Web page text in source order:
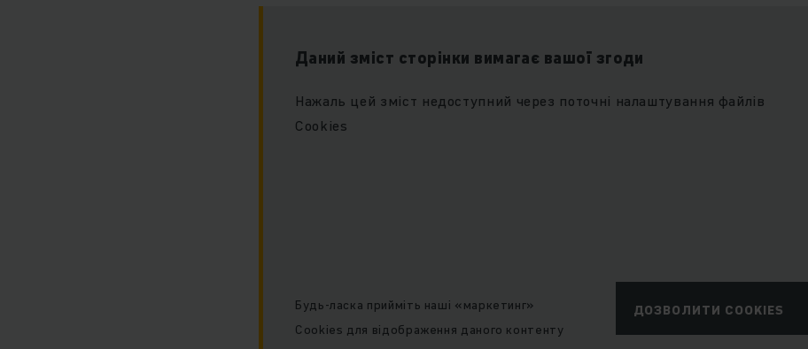
Даний зміст сторінки вимагає вашої згоди
Нажаль цей зміст недоступний через поточні налаштування файлів
Cookies
Будь-ласка прийміть наші «маркетинг»
Cookies для відображення даного контенту
ДОЗВОЛИТИ COOKIES